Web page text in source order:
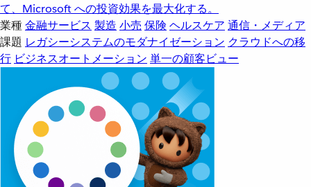
て、Microsoft への投資効果を最大化する。
業種金融サービス 製造 小売 保険 ヘルスケア 通信・メディア
課題 レガシーシステムのモダナイゼーション クラウドへの移
行 ビジネスオートメーション 単一の顧客ビュー